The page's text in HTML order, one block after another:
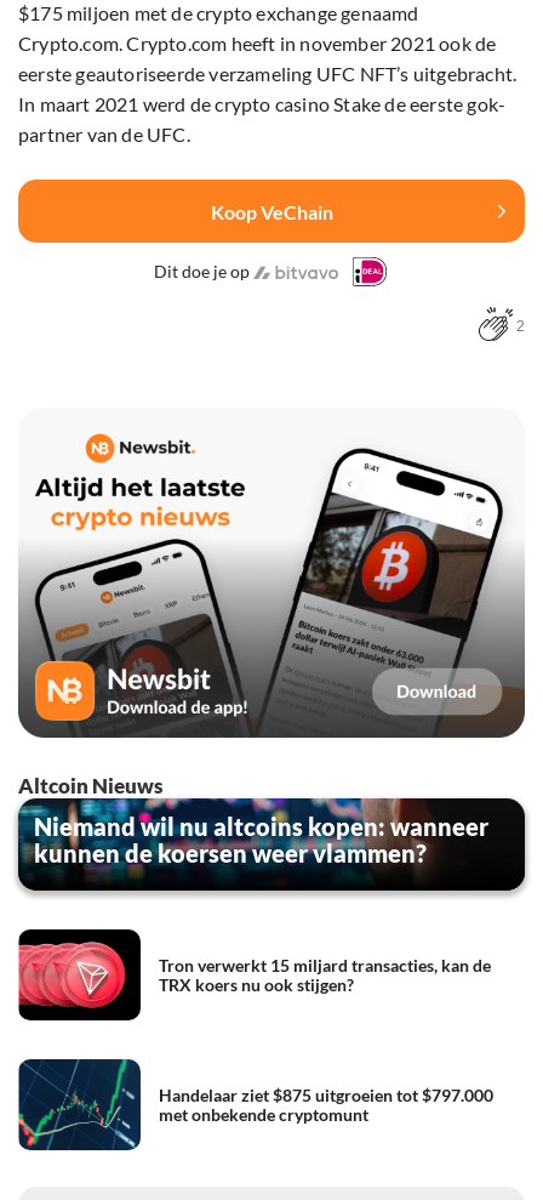
$175 miljoen met de crypto exchange genaamd
Crypto.com. Crypto.com heeft in november 2021 ook de
eerste geautoriseerde verzameling UFC NFT’s uitgebracht.
In maart 2021 werd de crypto casino Stake de eerste gok-
partner van de UFC.
Koop VeChain
Dit doe je op
2
Altcoin Nieuws
Niemand wil nu altcoins kopen: wanneer
kunnen de koersen weer vlammen?
Tron verwerkt 15 miljard transacties, kan de
TRX koers nu ook stijgen?
Handelaar ziet $875 uitgroeien tot $797.000
met onbekende cryptomunt